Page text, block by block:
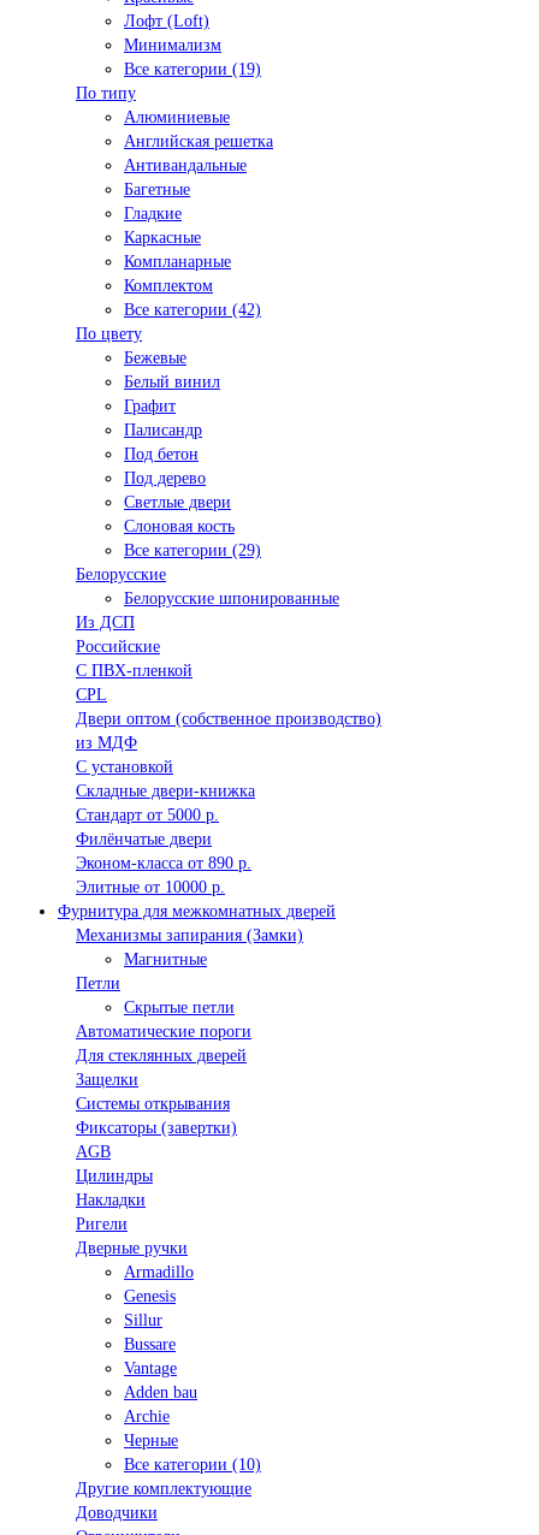
Лофт (Loft)
Минимализм
Все категории (19)
По типу
Алюминиевые
Английская решетка
Антивандальные
Багетные
Гладкие
Каркасные
Компланарные
Комплектом
Все категории (42)
По цвету
Бежевые
Белый винил
Графит
Палисандр
Под бетон
Под дерево
Светлые двери
Слоновая кость
Все категории (29)
Белорусские
Белорусские шпонированные
Из ДСП
Российские
C ПВХ-пленкой
CPL
Двери оптом (собственное производство)
из МДФ
С установкой
Складные двери-книжка
Стандарт от 5000 р.
Филёнчатые двери
Эконом-класса от 890 р.
Элитные от 10000 р.
Фурнитура для межкомнатных дверей
Механизмы запирания (Замки)
Магнитные
Петли
Скрытые петли
Автоматические пороги
Для стеклянных дверей
Защелки
Системы открывания
Фиксаторы (завертки)
AGB
Цилиндры
Накладки
Ригели
Дверные ручки
Armadillo
Genesis
Sillur
Bussare
Vantage
Adden bau
Archie
Черные
Все категории (10)
Другие комплектующие
Доводчики